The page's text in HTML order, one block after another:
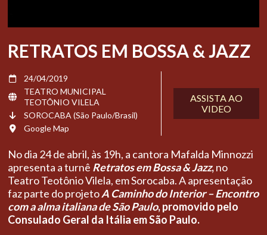
RETRATOS EM BOSSA & JAZZ
24/04/2019
TEATRO MUNICIPAL
TEOTÔNIO VILELA
SOROCABA (São Paulo/Brasil)
Google Map
ASSISTA AO
VIDEO
No dia 24 de abril, às 19h, a cantora Mafalda Minnozzi
apresenta a turnê Retratos em Bossa & Jazz,no
Teatro Teotônio Vilela, em Sorocaba. A apresentação
faz parte do projetoA Caminho do Interior – Encontro
com a alma italiana de São Paulo, promovido pelo
Consulado Geral da Itália em São Paulo.